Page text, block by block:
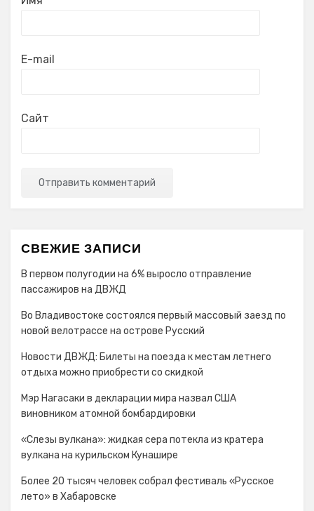
E-mail
Сайт
СВЕЖИЕ ЗАПИСИ
В первом полугодии на 6% выросло отправление
пассажиров на ДВЖД
Во Владивостоке состоялся первый массовый заезд по
новой велотрассе на острове Русский
Новости ДВЖД: Билеты на поезда к местам летнего
отдыха можно приобрести со скидкой
Мэр Нагасаки в декларации мира назвал США
виновником атомной бомбардировки
«Слезы вулкана»: жидкая сера потекла из кратера
вулкана на курильском Кунашире
Более 20 тысяч человек собрал фестиваль «Русское
лето» в Хабаровске